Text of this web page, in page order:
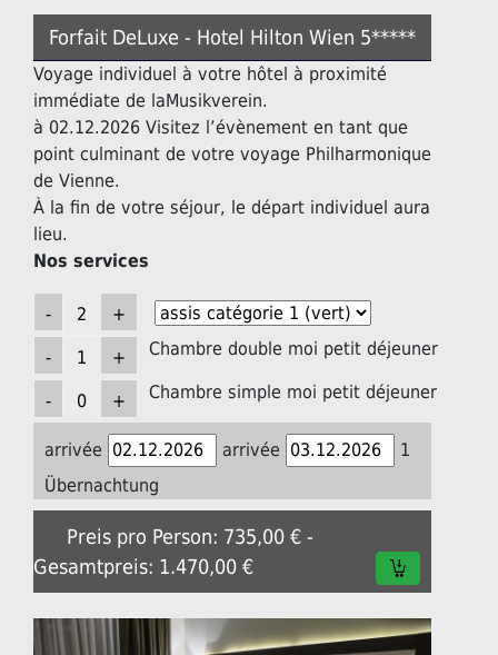
Forfait DeLuxe - Hotel Hilton Wien 5*****
Voyage individuel à votre hôtel à proximité
immédiate de laMusikverein.
à 02.12.2026 Visitez l’évènement en tant que
point culminant de votre voyage Philharmonique
de Vienne.
À la fin de votre séjour, le départ individuel aura
lieu.
Nos services
Chambre double moi petit déjeuner
Chambre simple moi petit déjeuner
arrivée arrivée
1
Übernachtung
Preis pro Person: 735,00 € -
Gesamtpreis: 1.470,00 €